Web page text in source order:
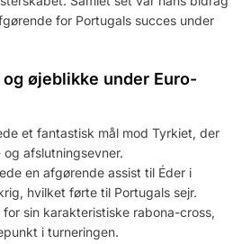
for Portugals succes under
øjeblikke under Euro-
et fantastisk mål mod Tyrkiet, der
afslutningsevner.
en afgørende assist til Éder i
hvilket førte til Portugals sejr.
for sin karakteristiske rabona-cross,
i turneringen.